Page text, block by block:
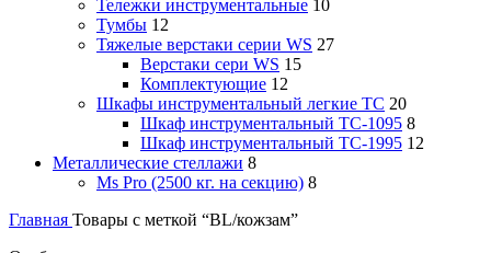
Тележки инструментальные 10
Тумбы 12
Тяжелые верстаки серии WS 27
Верстаки сери WS 15
Комплектующие 12
Шкафы инструментальный легкие ТС 20
Шкаф инструментальный TC-1095 8
Шкаф инструментальный TC-1995 12
Металлические стеллажи 8
Ms Pro (2500 кг. на секцию) 8
Главная Товары с меткой “BL/кожзам”